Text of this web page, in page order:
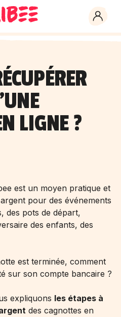
LIGNE ?
est un moyen pratique et
pour des événements
des pots de départ,
des enfants, des
est terminée, comment
sur son compte bancaire ?
expliquons les étapes à
des cagnottes en